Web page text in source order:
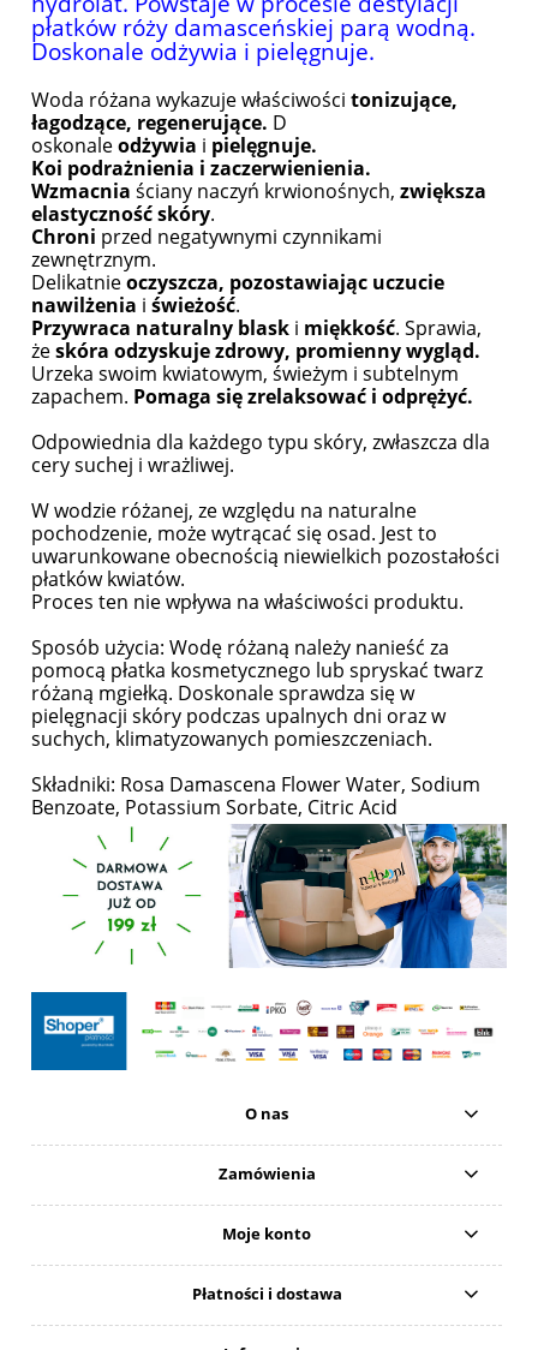
płatków róży damasceńskiej parą wodną.
Doskonale odżywia i pielęgnuje.
Woda różana wykazuje właściwości tonizujące,
łagodzące, regenerujące. D
oskonaleodżywia i pielęgnuje.
Koi podrażnienia i zaczerwienienia.
Wzmacnia ściany naczyń krwionośnych, zwiększa
elastyczność skóry.
Chroni przed negatywnymi czynnikami
zewnętrznym.
Delikatnieoczyszcza, pozostawiając uczucie
nawilżenia i świeżość.
Przywraca naturalny blask i miękkość. Sprawia,
żeskóra odzyskuje zdrowy, promienny wygląd.
Urzeka swoim kwiatowym, świeżym i subtelnym
zapachem. Pomaga się zrelaksować i odprężyć.
Odpowiednia dla każdego typu skóry, zwłaszcza dla
cery suchej i wrażliwej.
W wodzie różanej, ze względu na naturalne
pochodzenie, może wytrącać się osad. Jest to
uwarunkowane obecnością niewielkich pozostałości
płatków kwiatów.
Proces ten nie wpływa na właściwości produktu.
Sposób użycia: Wodę różaną należy nanieść za
pomocą płatka kosmetycznego lub spryskać twarz
różaną mgiełką. Doskonale sprawdza się w
pielęgnacji skóry podczas upalnych dni oraz w
suchych, klimatyzowanych pomieszczeniach.
Składniki: Rosa Damascena Flower Water, Sodium
Benzoate, Potassium Sorbate, Citric Acid
O nas
Zamówienia
Moje konto
Płatności i dostawa